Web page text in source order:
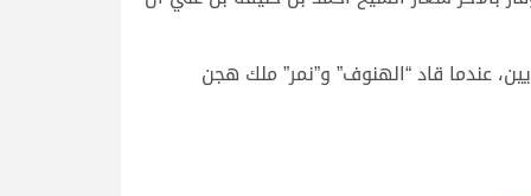
عندما قاد “الهنوف” و”نمر” ملك هجن